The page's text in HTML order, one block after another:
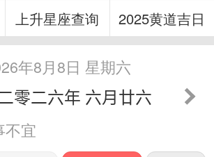
上升星座查询 2025黄道吉日
年8月8日 星期六
零二六年 六月廿六
不宜